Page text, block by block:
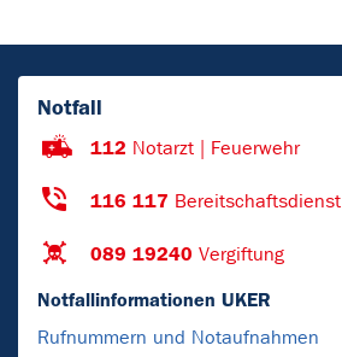
Notfall
112 Notarzt | Feuerwehr
116 117 Bereitschaftsdienst
089 19240 Vergiftung
Notfallinformationen UKER
Rufnummern und Notaufnahmen